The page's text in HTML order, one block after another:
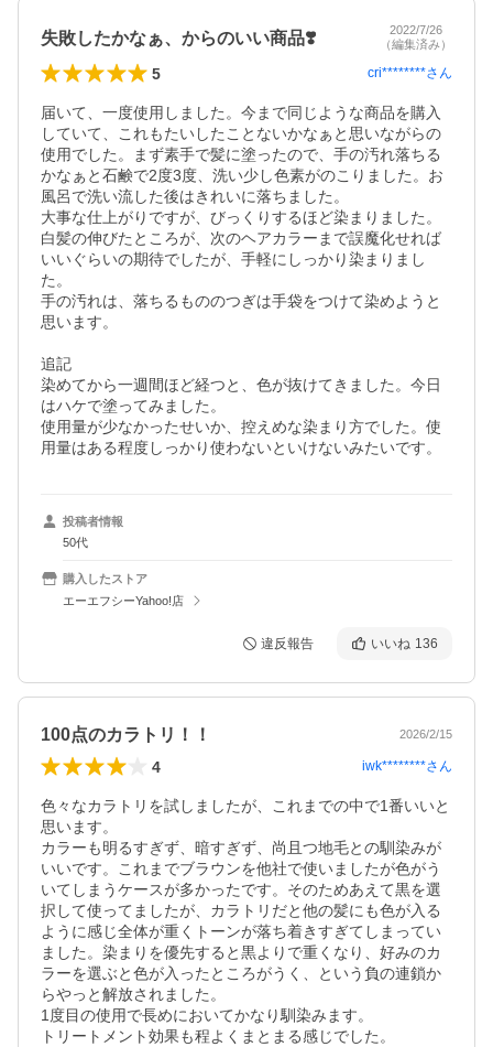
失敗したかなぁ、からのいい商品❣️
2022/7/26
（編集済み）
5 cri********さん
届いて、一度使用しました。今まで同じような商品を購入
していて、これもたいしたことないかなぁと思いながらの
使用でした。まず素手で髪に塗ったので、手の汚れ落ちる
かなぁと石鹸で2度3度、洗い少し色素がのこりました。お
風呂で洗い流した後はきれいに落ちました。
大事な仕上がりですが、びっくりするほど染まりました。
白髪の伸びたところが、次のヘアカラーまで誤魔化せれば
いいぐらいの期待でしたが、手軽にしっかり染まりまし
た。
手の汚れは、落ちるもののつぎは手袋をつけて染めようと
思います。
追記
染めてから一週間ほど経つと、色が抜けてきました。今日
はハケで塗ってみました。
使用量が少なかったせいか、控えめな染まり方でした。使
用量はある程度しっかり使わないといけないみたいです。
投稿者情報
50代
購入したストア
エーエフシーYahoo!店
違反報告 いいね 136
100点のカラトリ！！ 2026/2/15
4 iwk********さん
色々なカラトリを試しましたが、これまでの中で1番いいと
思います。
カラーも明るすぎず、暗すぎず、尚且つ地毛との馴染みが
いいです。これまでブラウンを他社で使いましたが色がう
いてしまうケースが多かったです。そのためあえて黒を選
択して使ってましたが、カラトリだと他の髪にも色が入る
ように感じ全体が重くトーンが落ち着きすぎてしまってい
ました。染まりを優先すると黒よりで重くなり、好みのカ
ラーを選ぶと色が入ったところがうく、という負の連鎖か
らやっと解放されました。
1度目の使用で長めにおいてかなり馴染みます。
トリートメント効果も程よくまとまる感じでした。